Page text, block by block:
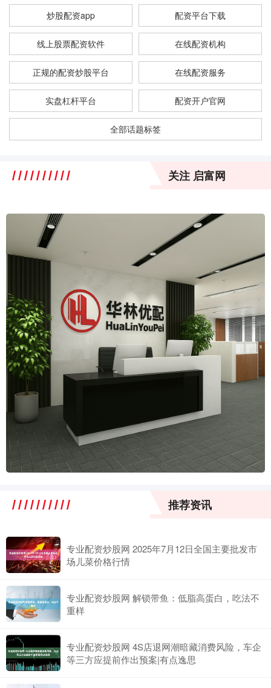
炒股配资app 配资平台下载
线上股票配资软件 在线配资机构
正规的配资炒股平台 在线配资服务
实盘杠杆平台 配资开户官网
全部话题标签
关注 启富网
推荐资讯
专业配资炒股网 2025年7月12日全国主要批发市
场儿菜价格行情
专业配资炒股网 解锁带鱼：低脂高蛋白，吃法不
重样
专业配资炒股网 4S店退网潮暗藏消费风险，车企
等三方应提前作出预案|有点逸思